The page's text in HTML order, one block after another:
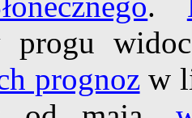
progu
prognozw